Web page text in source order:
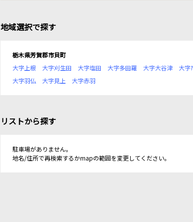
地域選択で探す
栃木県芳賀郡市貝町
大字上根
大字刈生田 大字塩田 大字多田羅 大字大谷津 大字
大字羽仏
大字見上 大字赤羽
リストから探す
駐車場がありません。
地名/住所で再検索するかmapの範囲を変更してください。